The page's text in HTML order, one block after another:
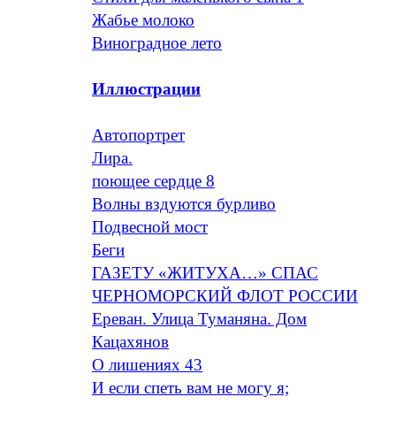
Жабье молоко
Виноградное лето
Иллюстрации
Автопортрет
Лира.
поющее сердце 8
Волны вздуются бурливо
Подвесной мост
Беги
ГАЗЕТУ «ЖИТУХА…» СПАС
ЧЕРНОМОРСКИЙ ФЛОТ РОССИИ
Ереван. Улица Туманяна. Дом
Кацахянов
О лишениях 43
И если спеть вам не могу я;